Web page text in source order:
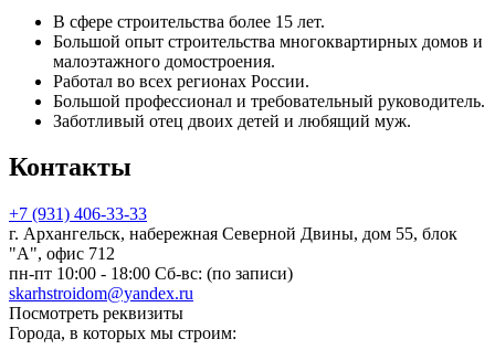
В сфере строительства более 15 лет.
Большой опыт строительства многоквартирных домов и
малоэтажного домостроения.
Работал во всех регионах России.
Большой профессионал и требовательный руководитель.
Заботливый отец двоих детей и любящий муж.
Контакты
+7 (931) 406-33-33
г. Архангельск, набережная Северной Двины, дом 55, блок
"А", офис 712
пн-пт 10:00 - 18:00 Сб-вс: (по записи)
skarhstroidom@yandex.ru
Посмотреть реквизиты
Города, в которых мы строим: